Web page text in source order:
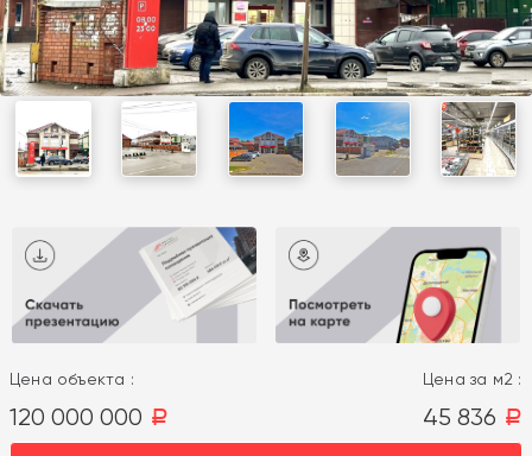
Цена объекта :
120 000 000 a
Цена за м2 :
45 836 a